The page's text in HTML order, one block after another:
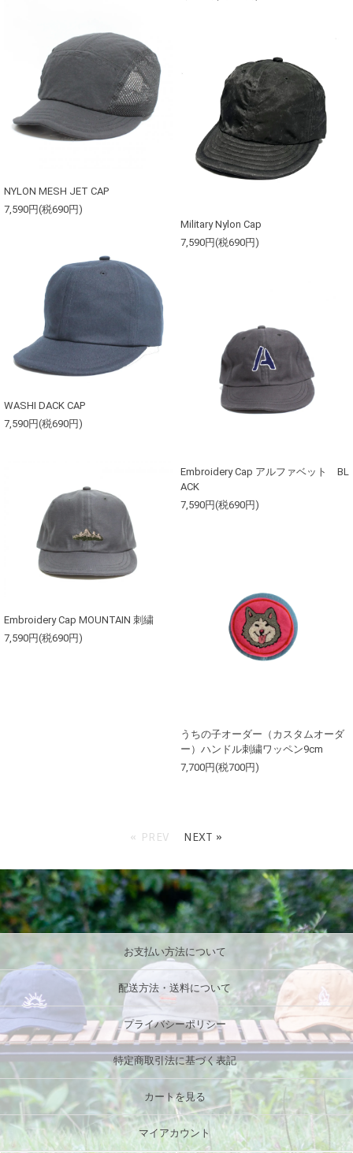
NYLON MESH JET CAP
7,590円(税690円)
Military Nylon Cap
7,590円(税690円)
WASHI DACK CAP
7,590円(税690円)
Embroidery Cap アルファベット BL
ACK
7,590円(税690円)
Embroidery Cap MOUNTAIN 刺繍
7,590円(税690円)
うちの子オーダー（カスタムオーダ
ー）ハンドル刺繍ワッペン9cm
7,700円(税700円)
« PREV NEXT »
お支払い方法について
配送方法・送料について
プライバシーポリシー
特定商取引法に基づく表記
カートを見る
マイアカウント